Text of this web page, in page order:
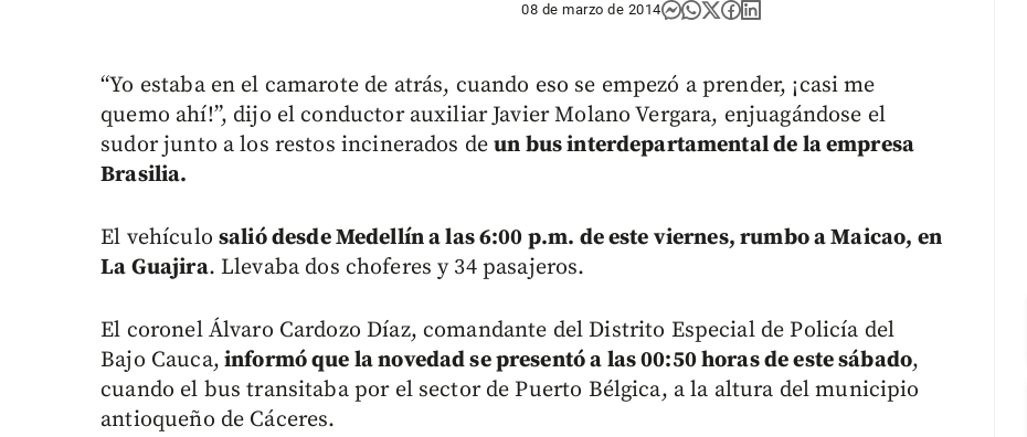
08 de marzo de 2014
“Yo estaba en el camarote de atrás, cuando eso se empezó a prender, ¡casi me
quemo ahí!”, dijo el conductor auxiliar Javier Molano Vergara, enjuagándose el
sudor junto a los restos incinerados deun bus interdepartamental de la empresa
Brasilia.
El vehículo salió desde Medellín a las 6:00 p.m. de este viernes, rumbo a Maicao, en
La Guajira. Llevaba dos choferes y 34 pasajeros.
El coronel Álvaro Cardozo Díaz, comandante del Distrito Especial de Policía del
Bajo Cauca, informó que la novedad se presentó a las 00:50 horas de este sábado,
cuando el bus transitaba por el sector de Puerto Bélgica, a la altura del municipio
antioqueño de Cáceres.